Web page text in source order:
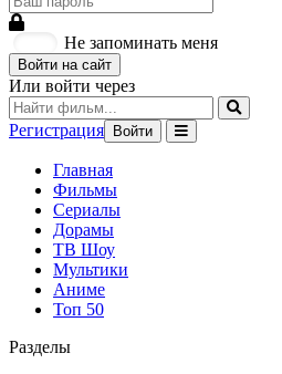
Не запоминать меня
Войти на сайт
Или войти через
Регистрация Войти
Главная
Фильмы
Сериалы
Дорамы
ТВ Шоу
Мультики
Аниме
Топ 50
Разделы